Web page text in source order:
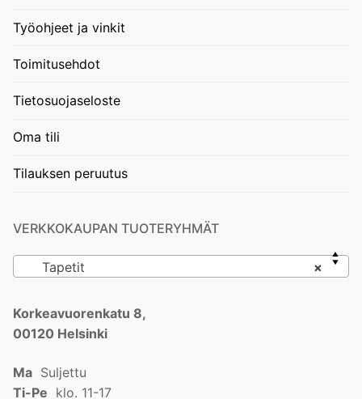
Työohjeet ja vinkit
Toimitusehdot
Tietosuojaseloste
Oma tili
Tilauksen peruutus
VERKKOKAUPAN TUOTERYHMÄT
×
Tapetit
Korkeavuorenkatu 8,
00120 Helsinki
Ma Suljettu
Ti-Pe klo. 11-17